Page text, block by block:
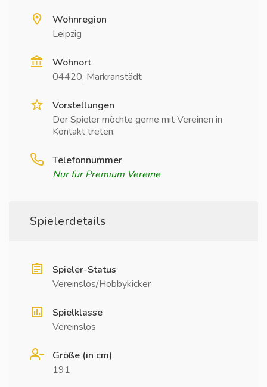
Wohnregion
Leipzig
Wohnort
04420, Markranstädt
Vorstellungen
Der Spieler möchte gerne mit Vereinen in
Kontakt treten.
Telefonnummer
Nur für Premium Vereine
Spielerdetails
Spieler-Status
Vereinslos/Hobbykicker
Spielklasse
Vereinslos
Größe (in cm)
191